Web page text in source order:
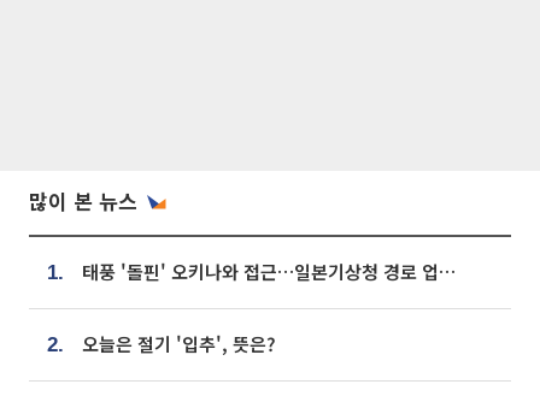
많이 본 뉴스
1. 태풍 '돌핀' 오키나와 접근…일본기상청 경로 업데이트
2. 오늘은 절기 '입추', 뜻은?